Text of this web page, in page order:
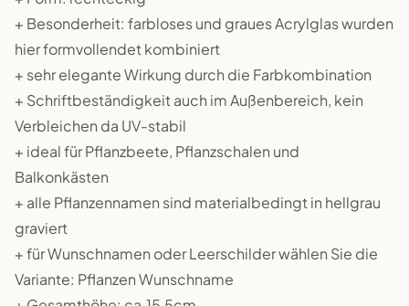
+ Besonderheit: farbloses und graues Acrylglas wurden
hier formvollendet kombiniert
+ sehr elegante Wirkung durch die Farbkombination
+ Schriftbeständigkeit auch im Außenbereich, kein
Verbleichen da UV-stabil
+ ideal für Pflanzbeete, Pflanzschalen und
Balkonkästen
+ alle Pflanzennamen sind materialbedingt in hellgrau
graviert
+ für Wunschnamen oder Leerschilder wählen Sie die
Variante: Pflanzen Wunschname